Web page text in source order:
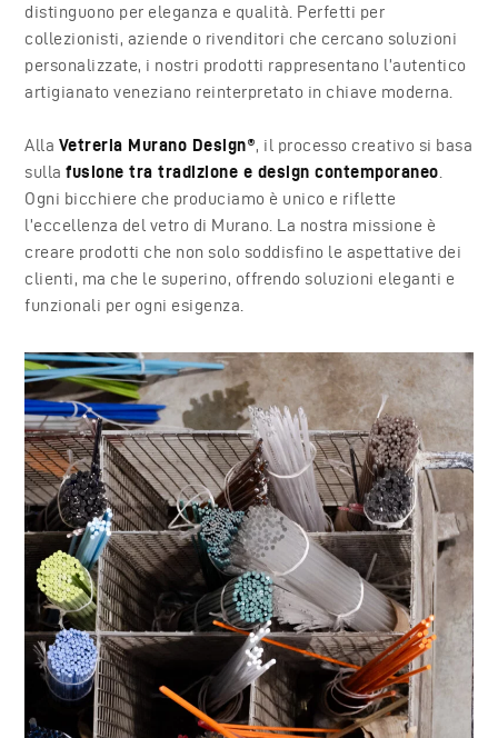
distinguono per eleganza e qualità. Perfetti per
collezionisti, aziende o rivenditori che cercano soluzioni
personalizzate, i nostri prodotti rappresentano l’autentico
artigianato veneziano reinterpretato in chiave moderna.
Alla Vetreria Murano Design®, il processo creativo si basa
sullafusione tra tradizione e design contemporaneo
Ogni bicchiere che produciamo è unico e riflette
l’eccellenza del vetro di Murano. La nostra missione è
creare prodotti che non solo soddisfino le aspettative dei
clienti, ma che le superino, offrendo soluzioni eleganti e
funzionali per ogni esigenza.